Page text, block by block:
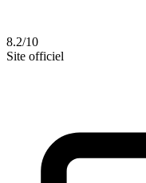
8.2/10
Site officiel